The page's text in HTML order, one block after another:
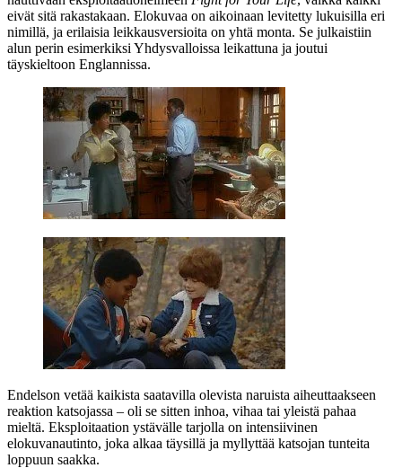
eivät sitä rakastakaan. Elokuvaa on aikoinaan levitetty lukuisilla eri
nimillä, ja erilaisia leikkausversioita on yhtä monta. Se julkaistiin
alun perin esimerkiksi Yhdysvalloissa leikattuna ja joutui
täyskieltoon Englannissa.
Endelson vetää kaikista saatavilla olevista naruista aiheuttaakseen
reaktion katsojassa – oli se sitten inhoa, vihaa tai yleistä pahaa
mieltä. Eksploitaation ystävälle tarjolla on intensiivinen
elokuvanautinto, joka alkaa täysillä ja myllyttää katsojan tunteita
loppuun saakka.